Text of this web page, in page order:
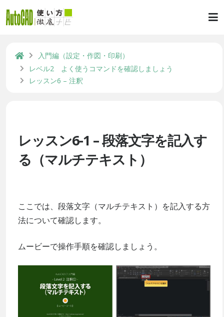
入門編（設定・作図・印刷）
レベル2 よく使うコマンドを確認しましょう
レッスン6 – 注釈
レッスン6-1 – 段落文字を記入す
る（マルチテキスト）
ここでは、段落文字（マルチテキスト）を記入する方
法について確認します。
ムービーで操作手順を確認しましょう。